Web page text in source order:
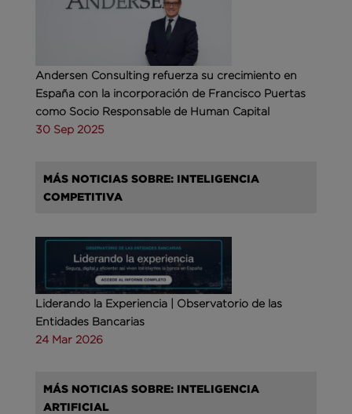
Andersen Consulting refuerza su crecimiento en
España con la incorporación de Francisco Puertas
como Socio Responsable de Human Capital
30 Sep 2025
MÁS NOTICIAS SOBRE: INTELIGENCIA
COMPETITIVA
Liderando la Experiencia | Observatorio de las
Entidades Bancarias
24 Mar 2026
MÁS NOTICIAS SOBRE: INTELIGENCIA
ARTIFICIAL